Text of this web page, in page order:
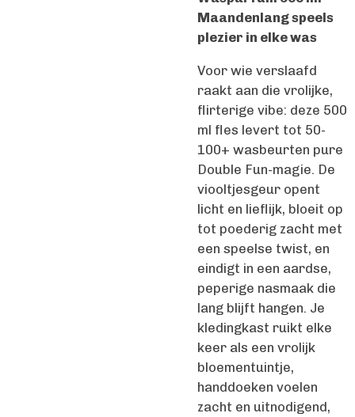
Maandenlang speels
plezier in elke was
Voor wie verslaafd
raakt aan die vrolijke,
flirterige vibe: deze 500
ml fles levert tot 50-
100+ wasbeurten pure
Double Fun-magie. De
viooltjesgeur opent
licht en lieflijk, bloeit op
tot poederig zacht met
een speelse twist, en
eindigt in een aardse,
peperige nasmaak die
lang blijft hangen. Je
kledingkast ruikt elke
keer als een vrolijk
bloementuintje,
handdoeken voelen
zacht en uitnodigend,